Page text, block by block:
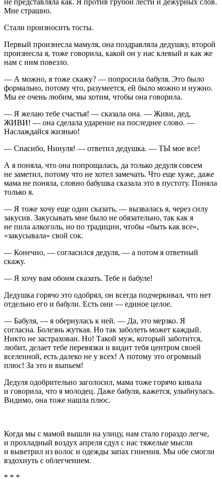
не представляла как. Я против грубой лести и дежурных слов.
Мне страшно.
Стали произносить тосты.
Первый произнесла мамуля, она поздравляла дедушку, второй
произнесла я, тоже говорила, какой он у нас клевый и как же
нам с ним повезло.
— А можно, я тоже скажу? — попросила бабуля. Это было
формально, потому что, разумеется, ей было можно и нужно.
Мы ее очень любим, мы хотим, чтобы она говорила.
— Я желаю тебе счастья! — сказала она. — Живи, дед,
ЖИВИ! — она сделала ударение на последнее слово. —
Наслаждайся жизнью!
— Спасибо, Нинуля! — ответил дедушка. — ТЫ мое все!
А я поняла, что она попрощалась, да только дедуля совсем
не заметил, потому что не хотел замечать. Что еще хуже, даже
мама не поняла, словно бабушка сказала это в пустоту. Поняла
только я.
— Я тоже хочу еще один сказать, — вызвалась я, через силу
закусив. Закусывать мне было не обязательно, так как я
не пила алкоголь, но по традиции, чтобы «быть как все»,
«закусывала» свой сок.
— Конечно, — согласился дедуля, — а потом я ответный
скажу.
— Я хочу вам обоим сказать. Тебе и бабуле!
Дедушка горячо это одобрял, он всегда подчеркивал, что нет
отдельно его и бабули. Есть они — единое целое.
— Бабуля, — я обернулась к ней. — Да, это мерзко. Я
согласна. Болезнь жуткая. Но так заболеть может каждый.
Никто не застрахован. Но! Такой муж, который заботится,
любит, делает тебе перевязки и видит тебя центром своей
вселенной, есть далеко не у всех! А потому это огромный
плюс! За это и выпьем!
Дедуля одобрительно заголосил, мама тоже горячо кивала
и говорила, что я молодец. Даже бабуля, кажется, улыбнулась.
Видимо, она тоже нашла плюс.
Когда мы с мамой вышли на улицу, нам стало гораздо легче,
и прохладный воздух апреля сдул с нас тяжелые мысли
и выветрил из волос и одежды запах гниения. Мы обе смогли
вздохнуть с облегчением.
* * *